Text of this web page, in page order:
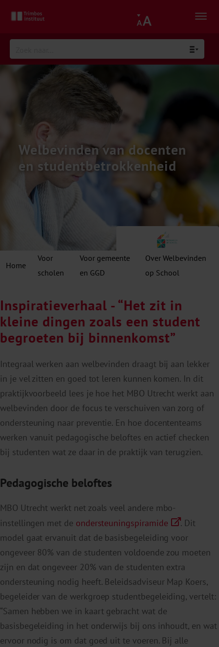
Welbevinden van docenten
en studentbetrokkenheid
Home
Voor
scholen
Voor gemeente
en GGD
Over Welbevinden
op School
Inspiratieverhaal - “Het zit in
kleine dingen zoals een student
begroeten bij binnenkomst”
Integraal werken aan welbevinden draagt bij aan lekker
in je vel zitten en goed tot leren kunnen komen. In dit
praktijkvoorbeeld lees je hoe het MBO Utrecht werkt aan
welbevinden door de focus te verschuiven van zorg of
ondersteuning naar preventie. En hoe docententeams
werken vanuit pedagogische beloftes en actief checken
bij studenten wat ze daar in de praktijk van terugzien.
Pedagogische beloftes
MBO Utrecht werkt net zoals veel andere mbo-
instellingen met de ondersteuningspiramide
. Dit
model gaat ervanuit dat de basisbegeleiding voor
ongeveer 80% van de studenten voldoende zou moeten
zijn en dat ongeveer 20% van de studenten extra
ondersteuning nodig heeft. Beleidsadviseur Map Koers,
begeleider van de werkgroep studentbegeleiding, vertelt:
“Samen hebben we in kaart gebracht wat de
basisbegeleiding in het onderwijs bij ons inhoudt, en wat
ervoor nodig is om dat goed uit te voeren. Bij alle